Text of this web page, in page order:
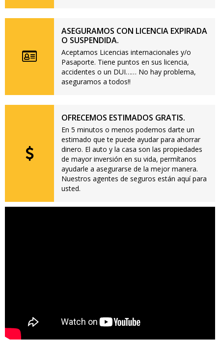
ASEGURAMOS CON LICENCIA EXPIRADA
O SUSPENDIDA.
Aceptamos Licencias internacionales y/o
Pasaporte. Tiene puntos en sus licencia,
accidentes o un DUI…… No hay problema,
aseguramos a todos!!
OFRECEMOS ESTIMADOS GRATIS.
En 5 minutos o menos podemos darte un
estimado que te puede ayudar para ahorrar
dinero. El auto y la casa son las propiedades
de mayor inversión en su vida, permítanos
ayudarle a asegurarse de la mejor manera.
Nuestros agentes de seguros están aquí para
usted.